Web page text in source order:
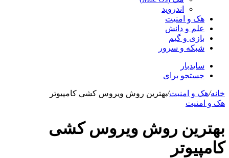
اندروید
هک و امنیت
علم و دانش
بازی و گیم
شبکه و سرور
سایدبار
جستجو برای
خانه/هک و امنیت/بهترین روش ویروس کشی کامپیوتر
هک و امنیت
بهترین روش ویروس کشی
کامپیوتر